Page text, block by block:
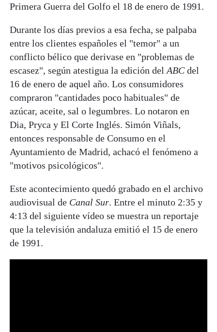
Primera Guerra del Golfo el 18 de enero de 1991.
Durante los días previos a esa fecha, se palpaba
entre los clientes españoles el "temor" a un
conflicto bélico que derivase en "problemas de
escasez", según atestigua la edición del ABCdel
16 de enero de aquel año. Los consumidores
compraron "cantidades poco habituales" de
azúcar, aceite, sal o legumbres. Lo notaron en
Dia, Pryca y El Corte Inglés. Simón Viñals,
entonces responsable de Consumo en el
Ayuntamiento de Madrid, achacó el fenómeno a
"motivos psicológicos".
Este acontecimiento quedó grabado en el archivo
audiovisual de Canal Sur. Entre el minuto 2:35 y
4:13 del siguiente vídeo se muestra un reportaje
que la televisión andaluza emitió el 15 de enero
de 1991.